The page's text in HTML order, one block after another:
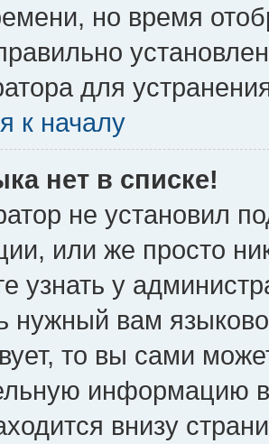
но время
для
к началу
нет в списке!
не установил
или же просто
узнать у
нужный вам
то вы сами
информацию
внизу